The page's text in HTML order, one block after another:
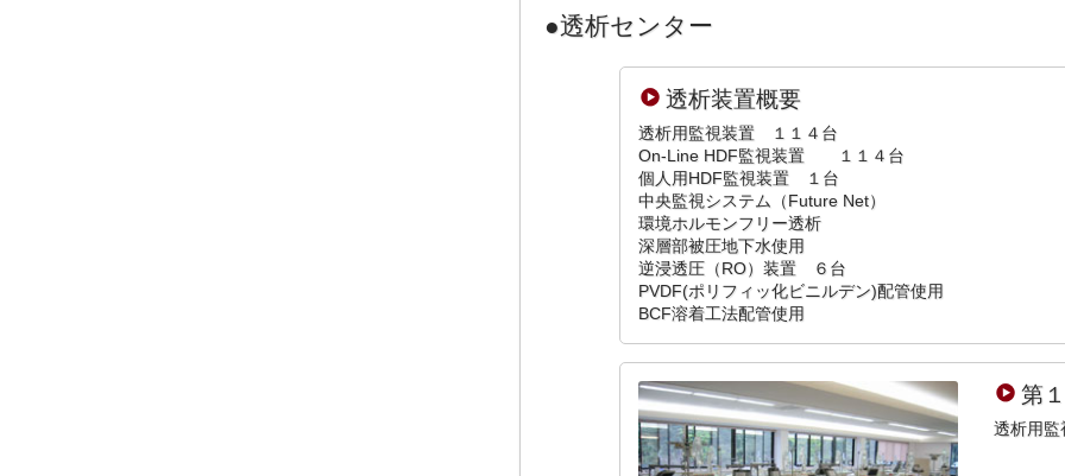
透析センター
透析装置概要
透析用監視装置 １１４台
On-Line HDF監視装置 １１４台
個人用HDF監視装置 １台
中央監視システム（Future Net）
環境ホルモンフリー透析
深層部被圧地下水使用
逆浸透圧（RO）装置 ６台
PVDF(ポリフィッ化ビニルデン)配管使用
BCF溶着工法配管使用
第
透析用